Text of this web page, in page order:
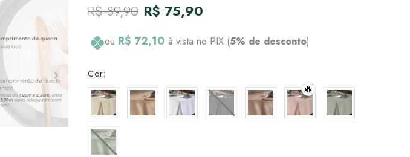
R$ 89,90 R$ 75,90
ou R$ 72,10 à vista no PIX (5% de desconto)
Cor:
🔥